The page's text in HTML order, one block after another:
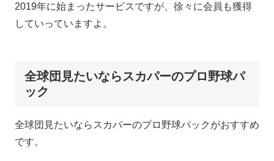
2019年に始まったサービスですが、徐々に会員も獲得
していっていますよ。
全球団見たいならスカパーのプロ野球パ
ック
全球団見たいならスカパーのプロ野球パックがおすすめ
です。